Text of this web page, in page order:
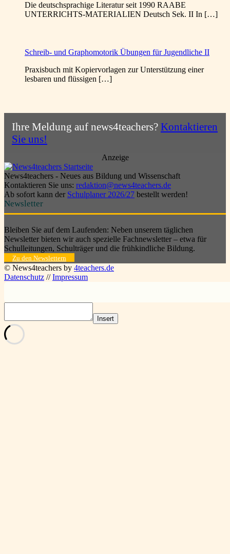
Die deutschsprachige Literatur seit 1990 RAABE
UNTERRICHTS-MATERIALIEN Deutsch Sek. II In […]
Schreib- und Graphomotorik Übungen für Jugendliche II
Praxisbuch mit Kopiervorlagen zur Unterstützung einer
lesbaren und flüssigen […]
Ihre Meldung auf news4teachers? Kontaktieren
Sie uns!
Anzeige
News4teachers - Neues aus Bildung und Wissenschaft
Kontaktieren Sie uns: redaktion@news4teachers.de
Ab sofort kann der Schulplaner 2026/27 bestellt werden!
Newsletter
Bleiben Sie auf dem Laufenden: Neben unserem täglichen
Newsletter bieten wir auch spezielle Fachnewsletter – etwa für
Schulleitungen, Schulträger und die frühkindliche Bildung.
Zu den Newslettern
© News4teachers by 4teachers.de
Datenschutz //Impressum
Insert